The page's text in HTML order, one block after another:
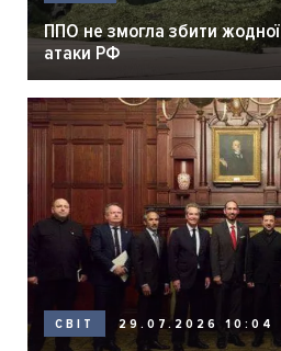
ППО не змогла збити жодної
атаки РФ
СВІТ 29.07.2026 10:04